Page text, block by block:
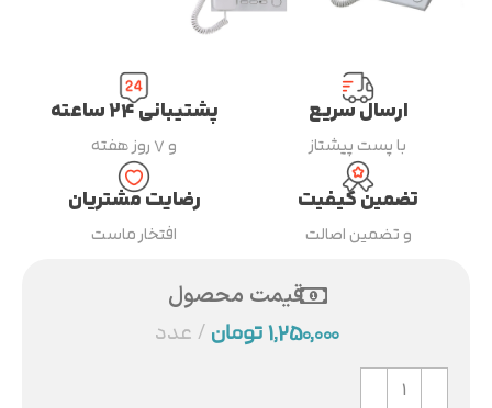
ارسال سریع
با پست پیشتاز
پشتیبانی ۲۴ ساعته
و ۷ روز هفته
تضمین کیفیت
و تضمین اصالت
رضایت مشتریان
افتخار ماست
قیمت محصول
1,250,000تومان عدد